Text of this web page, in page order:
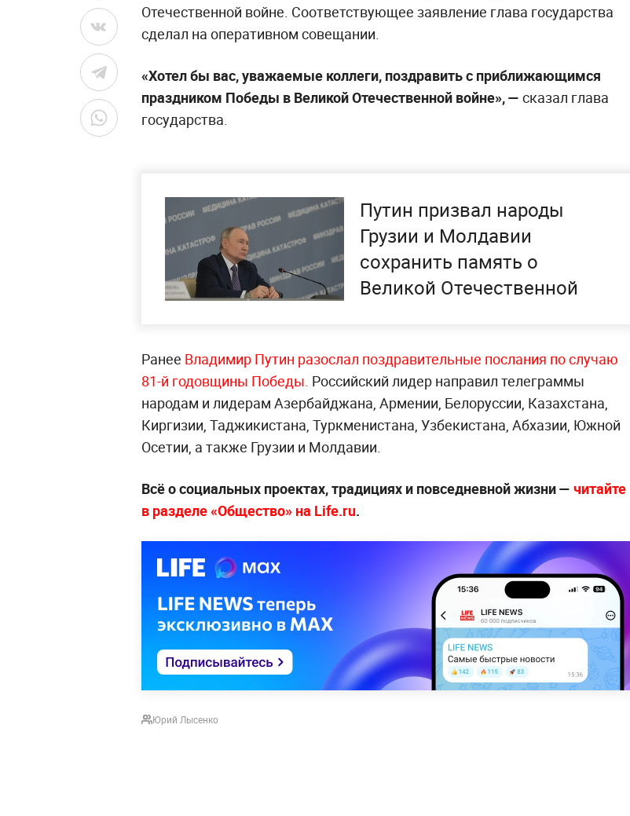
Отечественной войне. Соответствующее заявление глава государства
сделал на оперативном совещании.
«Хотел бы вас, уважаемые коллеги, поздравить с приближающимся
праздником Победы в Великой Отечественной войне», — сказал глава
государства.
Путин призвал народы
Грузии и Молдавии
сохранить память о
Великой Отечественной
Ранее Владимир Путин разослал поздравительные послания по случаю
81-й годовщины Победы. Российский лидер направил телеграммы
народам и лидерам Азербайджана, Армении, Белоруссии, Казахстана,
Киргизии, Таджикистана, Туркменистана, Узбекистана, Абхазии, Южной
Осетии, а также Грузии и Молдавии.
Всё о социальных проектах, традициях и повседневной жизни — читайте
в разделе «Общество» на Life.ru.
Юрий Лысенко